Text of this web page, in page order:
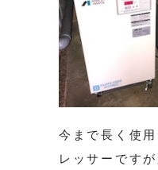
今まで長く使
レッサーです